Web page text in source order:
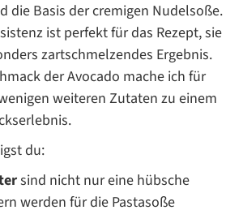
die Basis der cremigen Nudelsoße.
ist perfekt für das Rezept, sie
zartschmelzendes Ergebnis.
der Avocado mache ich für
weiteren Zutaten zu einem
du:
sind nicht nur eine hübsche
werden für die Pastasoße